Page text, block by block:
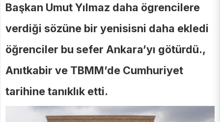
Başkan Umut Yılmaz daha ögrencilere
verdiği sözüne bir yenisisni daha ekledi
öğrenciler bu sefer Ankara’yı götürdü.,
Anıtkabir ve TBMM’de Cumhuriyet
tarihine tanıklık etti.